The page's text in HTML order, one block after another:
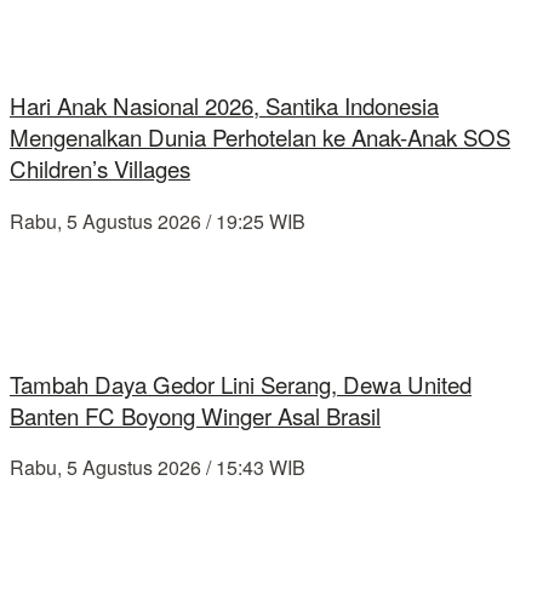
Hari Anak Nasional 2026, Santika Indonesia
Mengenalkan Dunia Perhotelan ke Anak-Anak SOS
Children’s Villages
Rabu, 5 Agustus 2026 / 19:25 WIB
Tambah Daya Gedor Lini Serang, Dewa United
Banten FC Boyong Winger Asal Brasil
Rabu, 5 Agustus 2026 / 15:43 WIB